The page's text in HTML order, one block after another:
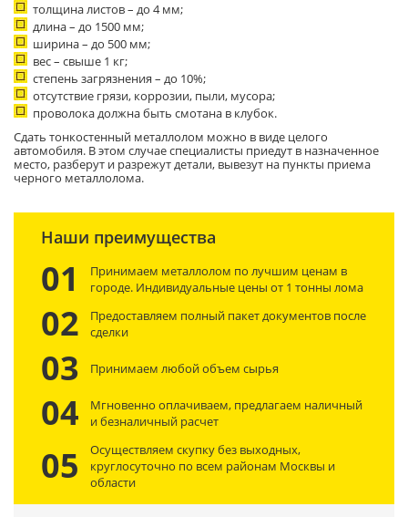
толщина листов – до 4 мм;
длина – до 1500 мм;
ширина – до 500 мм;
вес – свыше 1 кг;
степень загрязнения – до 10%;
отсутствие грязи, коррозии, пыли, мусора;
проволока должна быть смотана в клубок.
Сдать тонкостенный металлолом можно в виде целого
автомобиля. В этом случае специалисты приедут в назначенное
место, разберут и разрежут детали, вывезут на пункты приема
черного металлолома.
Наши преимущества
01
Принимаем металлолом по лучшим ценам в
городе. Индивидуальные цены от 1 тонны лома
02
Предоставляем полный пакет документов после
сделки
03 Принимаем любой объем сырья
04
Мгновенно оплачиваем, предлагаем наличный
и безналичный расчет
05
Осуществляем скупку без выходных,
круглосуточно по всем районам Москвы и
области